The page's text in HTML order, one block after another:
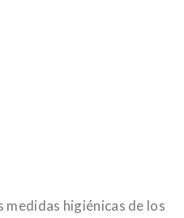
higiénicas de los